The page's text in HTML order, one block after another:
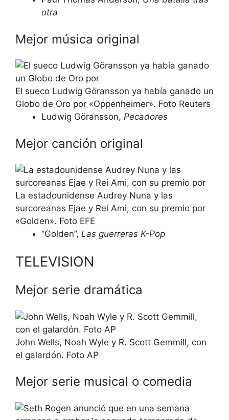
otra
Mejor música original
El sueco Ludwig Göransson ya había ganado un
Globo de Oro por «Oppenheimer». Foto Reuters
Ludwig Göransson, Pecadores
Mejor canción original
La estadounidense Audrey Nuna y las
surcoreanas Ejae y Rei Ami, con su premio por
«Golden». Foto EFE
“Golden”, Las guerreras K-Pop
TELEVISION
Mejor serie dramática
John Wells, Noah Wyle y R. Scott Gemmill, con
el galardón. Foto AP
Mejor serie musical o comedia